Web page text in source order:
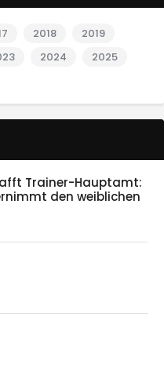
2018
2019
2024
2025
Trainer-Hauptamt:
den weiblichen